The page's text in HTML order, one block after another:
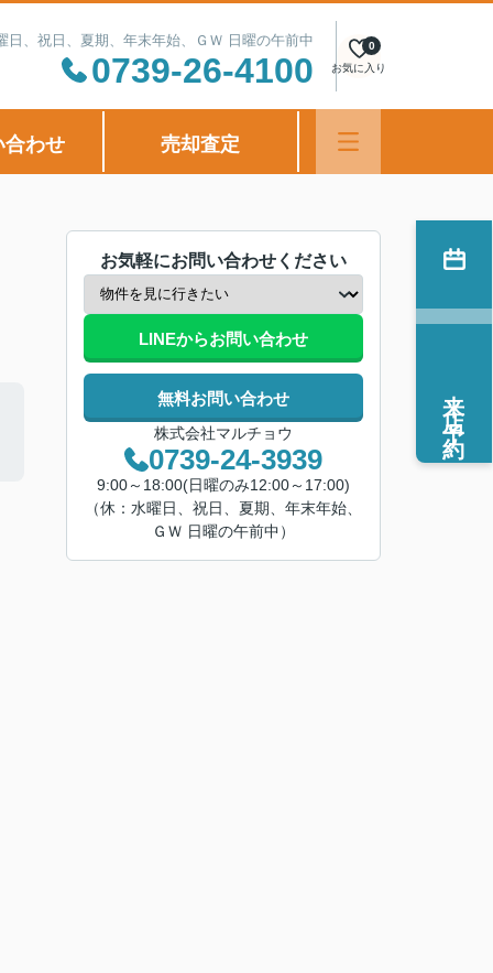
、祝日、夏期、年末年始、ＧＷ 日曜の午前中
0739-26-4100 お気に入り
0
合わせ 売却査定
お気軽にお問い合わせください
LINEからお問い合わせ
無料お問い合わせ
株式会社マルチョウ
0739-24-3939
9:00～18:00(日曜のみ12:00～17:00)
（休：水曜日、祝日、夏期、年末年始、
ＧＷ 日曜の午前中）
来店予約